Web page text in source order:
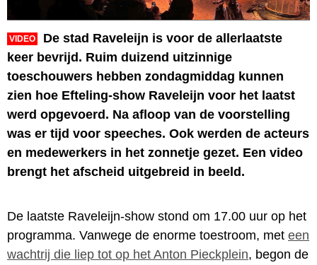
VIDEO
De stad Raveleijn is voor de allerlaatste
keer bevrijd. Ruim duizend uitzinnige
toeschouwers hebben zondagmiddag kunnen
zien hoe Efteling-show Raveleijn voor het laatst
werd opgevoerd. Na afloop van de voorstelling
was er tijd voor speeches. Ook werden de acteurs
en medewerkers in het zonnetje gezet. Een video
brengt het afscheid uitgebreid in beeld.
De laatste Raveleijn-show stond om 17.00 uur op het
programma. Vanwege de enorme toestroom, met een
wachtrij die liep tot op het Anton Pieckplein, begon de